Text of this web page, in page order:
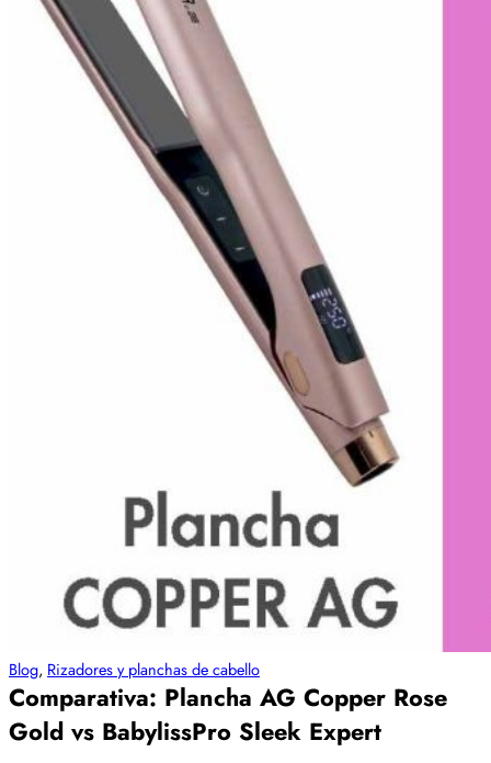
Blog, Rizadores y planchas de cabello
Comparativa: Plancha AG Copper Rose
Gold vs BabylissPro Sleek Expert